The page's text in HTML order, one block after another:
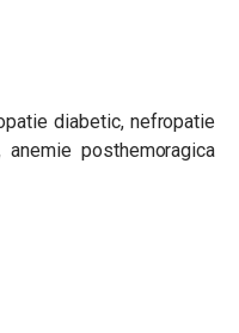
diabetic, nefropatie
anemie posthemoragica